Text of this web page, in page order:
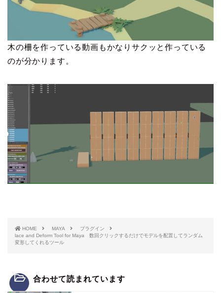
木の柵を作っている動画もかなりサクッと作っている
のが分かります。
HOME MAYA
プラグイン
lace and Deform Tool for Maya 数回クリックするだけでモデルを配置してランダム
変形してくれるツール
合わせて読まれています